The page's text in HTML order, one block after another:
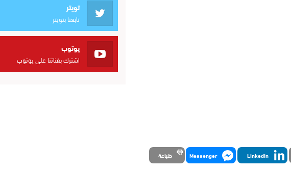
LinkedIn
Messenger طباعة
تويتر
تابعنا بتويتر
يوتوب
اشترك بقناتنا على يوتوب